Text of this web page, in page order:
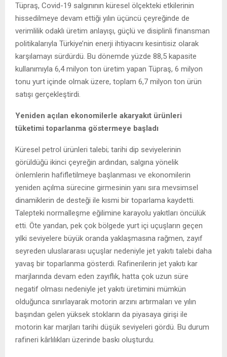
Tüpraş, Covid-19 salgınının küresel ölçekteki etkilerinin
hissedilmeye devam ettiği yılın üçüncü çeyreğinde de
verimlilik odaklı üretim anlayışı, güçlü ve disiplinli finansman
politikalarıyla Türkiye’nin enerji ihtiyacını kesintisiz olarak
karşılamayı sürdürdü. Bu dönemde yüzde 88,5 kapasite
kullanımıyla 6,4 milyon ton üretim yapan Tüpraş, 6 milyon
tonu yurt içinde olmak üzere, toplam 6,7 milyon ton ürün
satışı gerçekleştirdi.
Yeniden açılan ekonomilerle akaryakıt ürünleri
tüketimi toparlanma göstermeye başladı
Küresel petrol ürünleri talebi; tarihi dip seviyelerinin
görüldüğü ikinci çeyreğin ardından, salgına yönelik
önlemlerin hafifletilmeye başlanması ve ekonomilerin
yeniden açılma sürecine girmesinin yanı sıra mevsimsel
dinamiklerin de desteği ile kısmi bir toparlama kaydetti.
Talepteki normalleşme eğilimine karayolu yakıtları öncülük
etti. Öte yandan, pek çok bölgede yurt içi uçuşların geçen
yılki seviyelere büyük oranda yaklaşmasına rağmen, zayıf
seyreden uluslararası uçuşlar nedeniyle jet yakıtı talebi daha
yavaş bir toparlanma gösterdi. Rafinerilerin jet yakıtı kar
marjlarında devam eden zayıflık, hatta çok uzun süre
negatif olması nedeniyle jet yakıtı üretimini mümkün
olduğunca sınırlayarak motorin arzını artırmaları ve yılın
başından gelen yüksek stokların da piyasaya girişi ile
motorin kar marjları tarihi düşük seviyeleri gördü. Bu durum
rafineri kârlılıkları üzerinde baskı oluşturdu.